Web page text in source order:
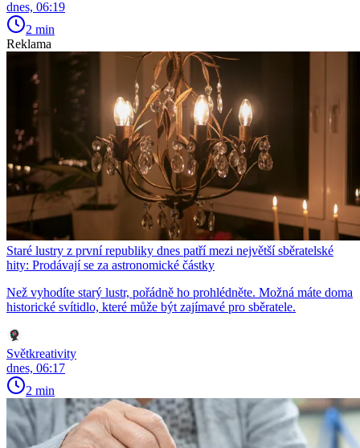
dnes, 06:19
2 min
Reklama
Staré lustry z první republiky dnes patří mezi největší sběratelské
hity: Prodávají se za astronomické částky
Než vyhodíte starý lustr, pořádně ho prohlédněte. Možná máte doma
historické svítidlo, které může být zajímavé pro sběratele.
Světkreativity
dnes, 06:17
2 min